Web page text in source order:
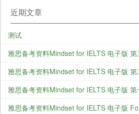
近期文章
测试
雅思备考资料Mindset for IELTS 电子版
雅思备考资料Mindset for IELTS 电子版
雅思备考资料Mindset for IELTS 电子版 第
雅思备考资料Mindset for IELTS 电子版